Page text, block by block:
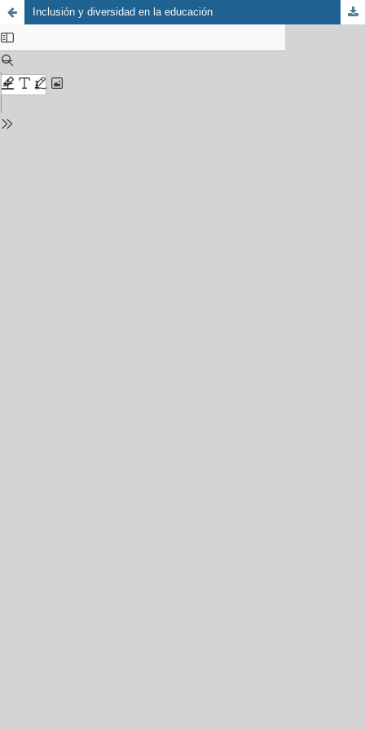
Inclusión y diversidad en la educación